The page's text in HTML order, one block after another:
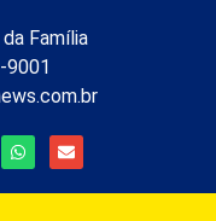
Família
9001